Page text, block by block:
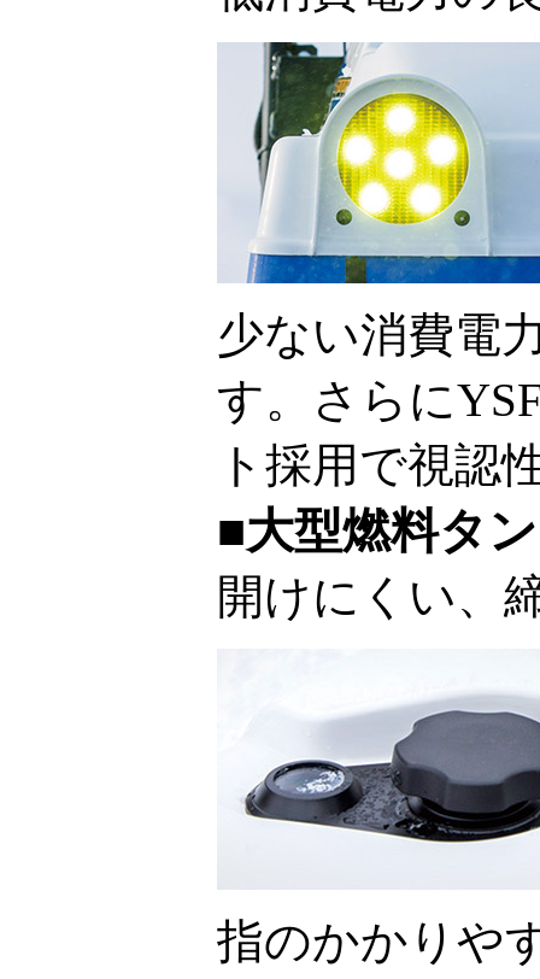
少ない消費電
す。さらに
ト採用で視認
■大型燃料タ
開けにくい、
指のかかりや